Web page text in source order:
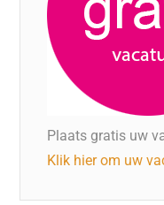
Plaats gratis uw
Klik hier om uw